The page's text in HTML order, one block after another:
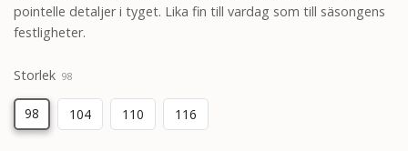
pointelle detaljer i tyget. Lika fin till vardag som till säsongens
festligheter.
Storlek 98
98 104 110 116